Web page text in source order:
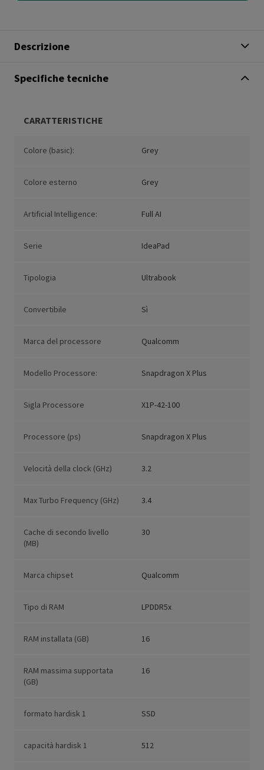
Descrizione
Specifiche tecniche
CARATTERISTICHE
Colore (basic): Grey
Colore esterno Grey
Artificial Intelligence: Full AI
Serie IdeaPad
Tipologia Ultrabook
Convertibile Sì
Marca del processore Qualcomm
Modello Processore: Snapdragon X Plus
Sigla Processore X1P-42-100
Processore (ps) Snapdragon X Plus
Velocità della clock (GHz) 3.2
Max Turbo Frequency (GHz) 3.4
Cache di secondo livello
(MB)
30
Marca chipset Qualcomm
Tipo di RAM LPDDR5x
RAM installata (GB) 16
RAM massima supportata
(GB)
16
formato hardisk 1 SSD
capacità hardisk 1 512